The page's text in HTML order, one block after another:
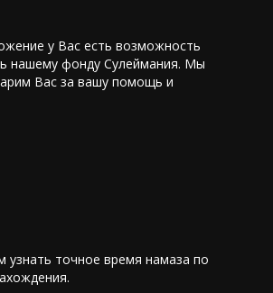
у Вас есть возможность
нашему фонду Сулеймания. Мы
Вас за вашу помощь и
узнать точное время намаза по